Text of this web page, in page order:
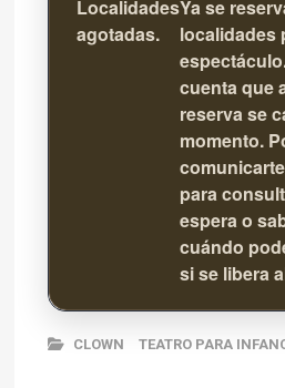
Localidades
agotadas.
Ya se
localidades
cuenta que
reserva se
momento.
para
espera o
cuándo
si se libera
CLOWN TEATRO PARA